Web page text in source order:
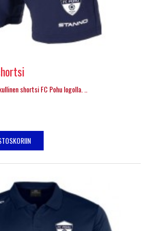
shortsi FC Pohu logolla. ..